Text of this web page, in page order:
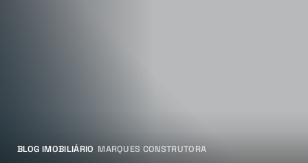
BLOG IMOBILIÁRIO MARQUES CONSTRUTORA